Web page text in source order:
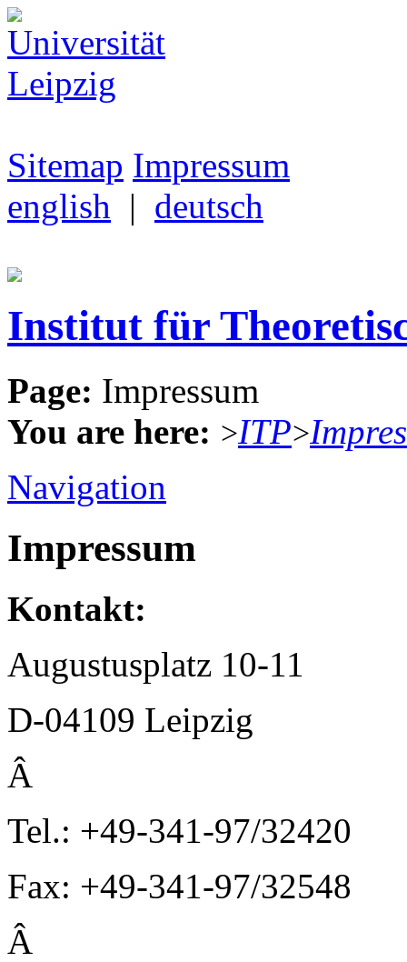
Sitemap Impressum
english | deutsch
Institut für
Page: Impressum
You are here: >ITP>
Navigation
Impressum
Kontakt:
Augustusplatz 10-11
D-04109 Leipzig
Â
Tel.: +49-341-97/32420
Fax: +49-341-97/32548
Â